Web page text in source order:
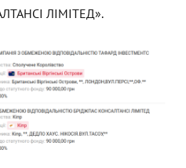
ЛІМІТЕД».